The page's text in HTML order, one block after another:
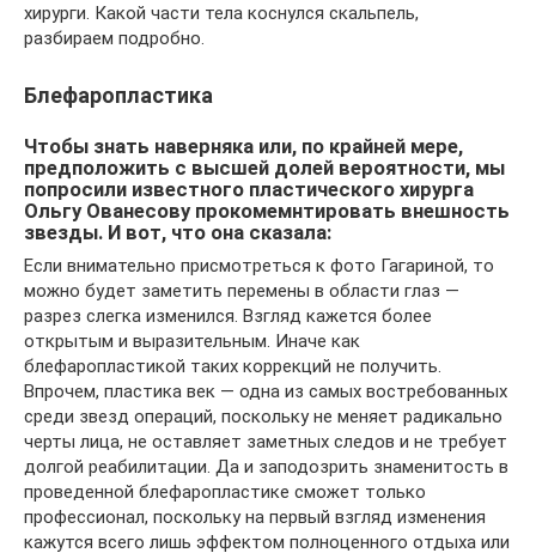
хирурги. Какой части тела коснулся скальпель,
разбираем подробно.
Блефаропластика
Чтобы знать наверняка или, по крайней мере,
предположить с высшей долей вероятности, мы
попросили известного пластического хирурга
Ольгу Ованесову прокомемнтировать внешность
звезды. И вот, что она сказала:
Если внимательно присмотреться к фото Гагариной, то
можно будет заметить перемены в области глаз —
разрез слегка изменился. Взгляд кажется более
открытым и выразительным. Иначе как
блефаропластикой таких коррекций не получить.
Впрочем, пластика век — одна из самых востребованных
среди звезд операций, поскольку не меняет радикально
черты лица, не оставляет заметных следов и не требует
долгой реабилитации. Да и заподозрить знаменитость в
проведенной блефаропластике сможет только
профессионал, поскольку на первый взгляд изменения
кажутся всего лишь эффектом полноценного отдыха или